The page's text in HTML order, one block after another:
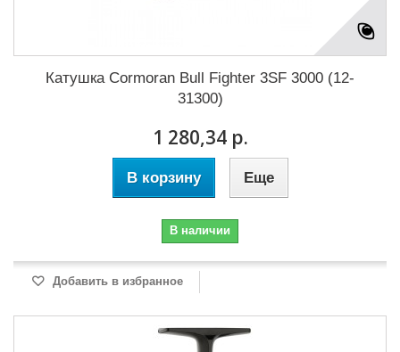
Катушка Cormoran Bull Fighter 3SF 3000 (12-
31300)
1 280,34 р.
В корзину Еще
В наличии
Добавить в избранное